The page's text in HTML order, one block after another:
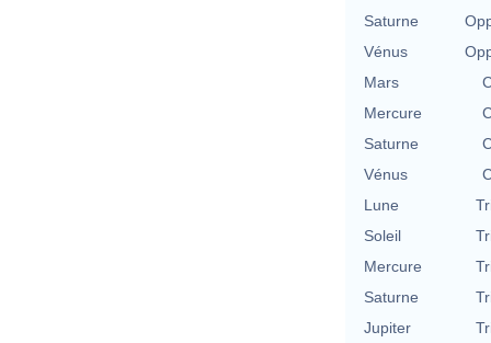
Saturne
Vénus
Mars
Mercure
Saturne
Vénus
Lune
Soleil
Mercure
Saturne
Jupiter